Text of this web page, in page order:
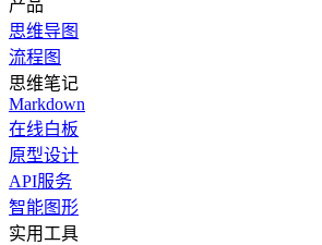
产品
思维导图
流程图
思维笔记
Markdown
在线白板
原型设计
API服务
智能图形
实用工具